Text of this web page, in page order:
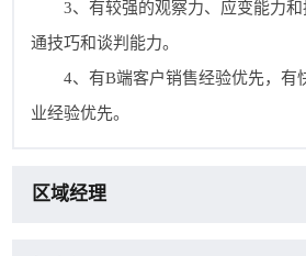
3、有较强的观察力、应变能力和
通技巧和谈判能力。
4、有B端客户销售经验优先，有
业经验优先。
区域经理